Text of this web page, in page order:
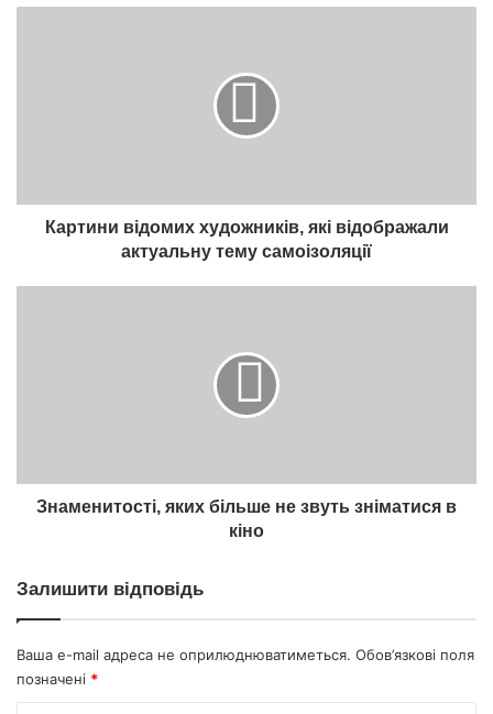
Картини відомих художників, які відображали
актуальну тему самоізоляції
Знаменитості, яких більше не звуть зніматися в
кіно
Залишити відповідь
Ваша e-mail адреса не оприлюднюватиметься. Обов’язкові поля
позначені *